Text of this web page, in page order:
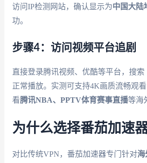
访问IP检测网站，确认显示为中国大陆
功。
步骤4：访问视频平台追剧
直接登录腾讯视频、优酷等平台，搜
正常播放。实测可支持4K画质流畅观
看腾讯NBA、PPTV体育赛事直播等海
为什么选择番茄加速器
对比传统VPN，番茄加速器专门针对海